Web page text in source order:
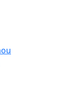
Pla